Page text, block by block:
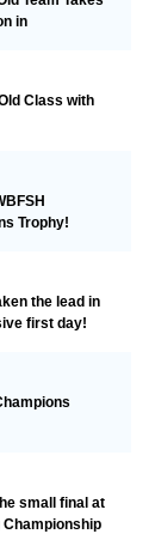
in
Class with
Trophy!
the lead in
first day!​
small final at
Championship